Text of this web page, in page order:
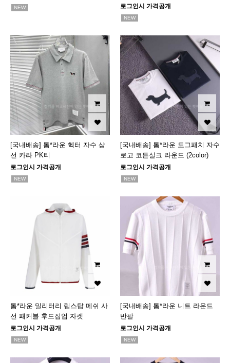
NEW 로그인시 가격공개
NEW
[국내배송] 톰*라운 헥터 자수 삼
선 카라 PK티
로그인시 가격공개
NEW
[국내배송] 톰*라운 도그패치 자수
로고 코튼실크 라운드 (2color)
로그인시 가격공개
NEW
톰*라운 밀리터리 립스탑 메쉬 사
선 패커블 후드집업 자켓
로그인시 가격공개
NEW
[국내배송] 톰*라운 니트 라운드
반팔
로그인시 가격공개
NEW